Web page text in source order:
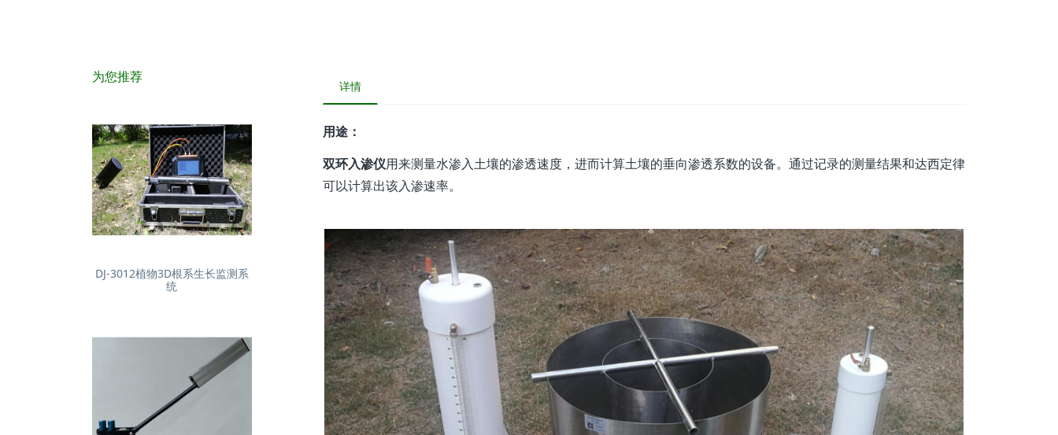
详情
用途：
双环入渗仪用来测量水渗入土壤的渗透速度，进而计算土壤的垂向渗透系数的设备。通过记录的测量结果和达西定律
可以计算出该入渗速率。
为您推荐
DJ-3012植物3D根系生长监测系
统